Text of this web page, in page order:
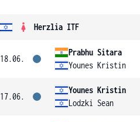
Herzlia ITF
18.06.
Prabhu Sitara
Younes Kristin
17.06.
Younes Kristin
Lodzki Sean